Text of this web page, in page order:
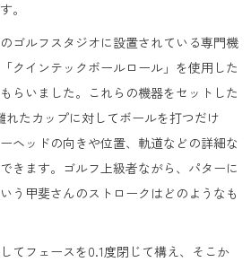
。
ゴルフスタジオに設置されている専門機
クインテックボールロール」を使用した
らいました。これらの機器をセットした
れたカップに対してボールを打つだけ
ヘッドの向きや位置、軌道などの詳細な
きます。ゴルフ上級者ながら、パターに
う甲斐さんのストロークはどのようなも
てフェースを0.1度閉じて構え、そこか